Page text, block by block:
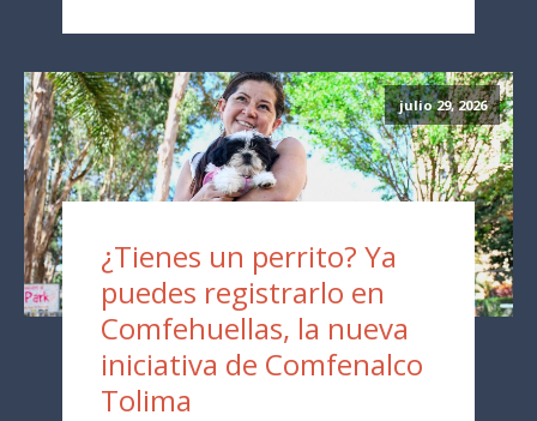
julio 29, 2026
¿Tienes un perrito? Ya
puedes registrarlo en
Comfehuellas, la nueva
iniciativa de Comfenalco
Tolima